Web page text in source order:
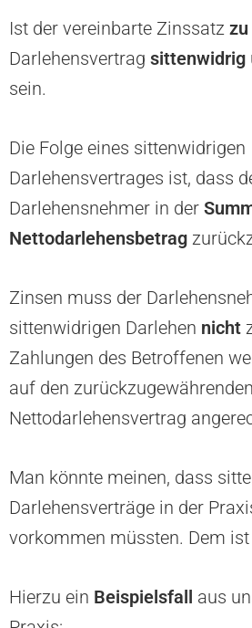
Ist der vereinbarte Zinssatz zu
Darlehensvertrag sittenwidrig
sein.
Die Folge eines sittenwidrigen
Darlehensvertrages ist, dass
Darlehensnehmer in der
Nettodarlehensbetrag
Zinsen muss der
sittenwidrigen Darlehen nicht
Zahlungen des Betroffenen
auf den zurückzugewährenden
Nettodarlehensvertrag
Man könnte meinen, dass
Darlehensverträge in der
vorkommen müssten. Dem
Hierzu ein Beispielsfall
aus